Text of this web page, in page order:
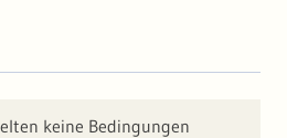
keine Bedingungen